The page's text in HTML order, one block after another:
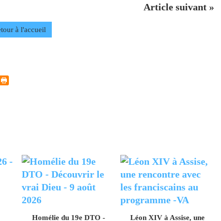
Article suivant »
à l'accueil
Homélie du 19e DTO - Léon XIV à Assise, une